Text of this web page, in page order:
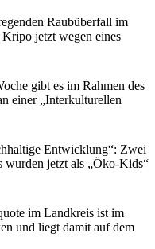
Raubüberfall im
jetzt wegen eines
gibt es im Rahmen des
einer „Interkulturellen
Entwicklung“: Zwei
wurden jetzt als „Öko-Kids“
im Landkreis ist im
und liegt damit auf dem